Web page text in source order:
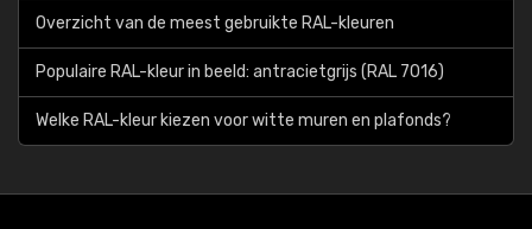
Overzicht van de meest gebruikte RAL-kleuren
Populaire RAL-kleur in beeld: antracietgrijs (RAL 7016)
Welke RAL-kleur kiezen voor witte muren en plafonds?